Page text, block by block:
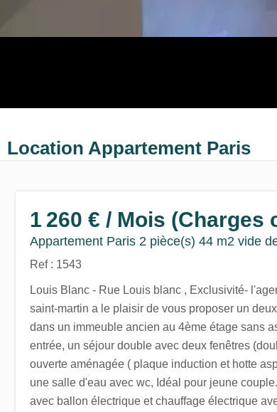
Location Appartement Paris
1 260 € / Mois (Charges
Appartement Paris 2 pièce(s) 44 m2 vide
Ref : 1543
Louis Blanc - Rue Louis blanc , Exclusivité-
saint-martin a le plaisir de vous proposer un
dans un immeuble ancien au 4ème étage sans
entrée, un séjour double avec deux fenêtres
ouverte aménagée ( plaque induction et hotte
une salle d'eau avec wc, Idéal pour jeune
avec ballon électrique et chauffage électrique